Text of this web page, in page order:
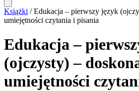
Książki / Edukacja – pierwszy język
umiejętności czytania i pisania
Edukacja –
(ojczysty) –
umiejętności